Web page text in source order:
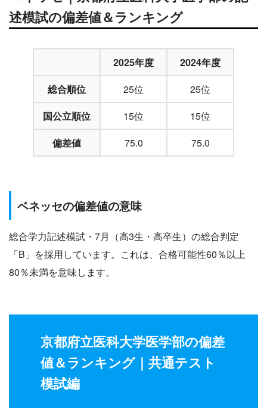
述模試の偏差値＆ランキング
2025年度
2024年度
総合順位
25位
25位
国公立順位
15位
15位
偏差値
75.0 75.0
ベネッセの偏差値の意味
総合学力記述模試・7月（高3生・高卒生）の総合判定
「B」を採用しています。これは、合格可能性60％以上
80％未満を意味します。
京都府立医科大学医学部の偏差
値＆ランキング｜共通テスト
模試編